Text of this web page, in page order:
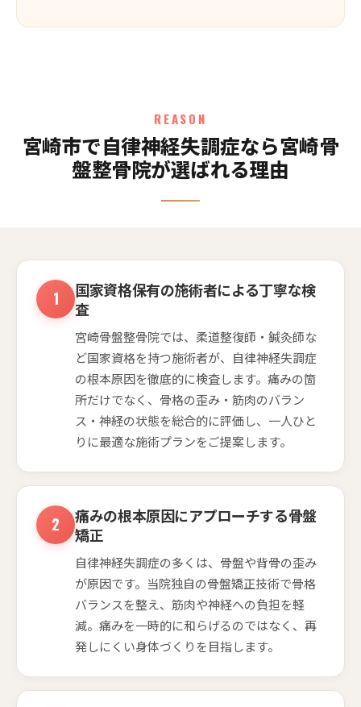
REASON
宮崎市で自律神経失調症なら宮崎骨
盤整骨院が選ばれる理由
国家資格保有の施術者による丁寧な検
査
宮崎骨盤整骨院では、柔道整復師・鍼灸師な
ど国家資格を持つ施術者が、自律神経失調症
の根本原因を徹底的に検査します。痛みの箇
所だけでなく、骨格の歪み・筋肉のバラン
ス・神経の状態を総合的に評価し、一人ひと
りに最適な施術プランをご提案します。
痛みの根本原因にアプローチする骨盤
矯正
自律神経失調症の多くは、骨盤や背骨の歪み
が原因です。当院独自の骨盤矯正技術で骨格
バランスを整え、筋肉や神経への負担を軽
減。痛みを一時的に和らげるのではなく、再
発しにくい身体づくりを目指します。